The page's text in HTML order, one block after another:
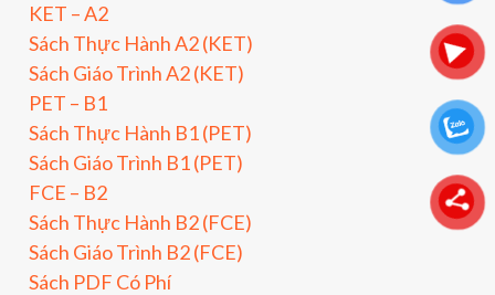
KET – A2
Sách Thực Hành A2 (KET)
Sách Giáo Trình A2 (KET)
PET – B1
Sách Thực Hành B1 (PET)
Sách Giáo Trình B1 (PET)
FCE – B2
Sách Thực Hành B2 (FCE)
Sách Giáo Trình B2 (FCE)
Sách PDF Có Phí